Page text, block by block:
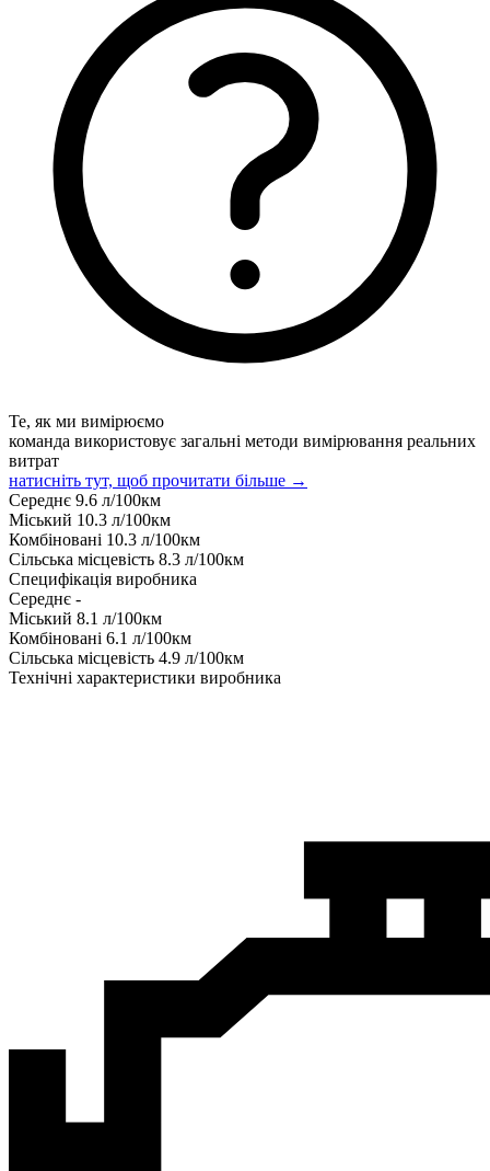
Те, як ми вимірюємо
команда використовує загальні методи вимірювання реальних
витрат
натисніть тут, щоб прочитати більше →
Середнє 9.6 л/100км
Міський 10.3 л/100км
Комбіновані 10.3 л/100км
Сільська місцевість 8.3 л/100км
Специфікація виробника
Середнє -
Міський 8.1 л/100км
Комбіновані 6.1 л/100км
Сільська місцевість 4.9 л/100км
Технічні характеристики виробника